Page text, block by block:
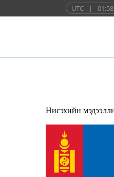
UTC | 01:58